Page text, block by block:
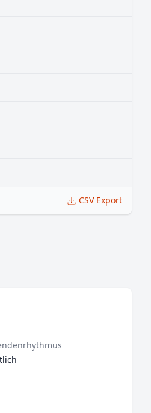
CSV Export